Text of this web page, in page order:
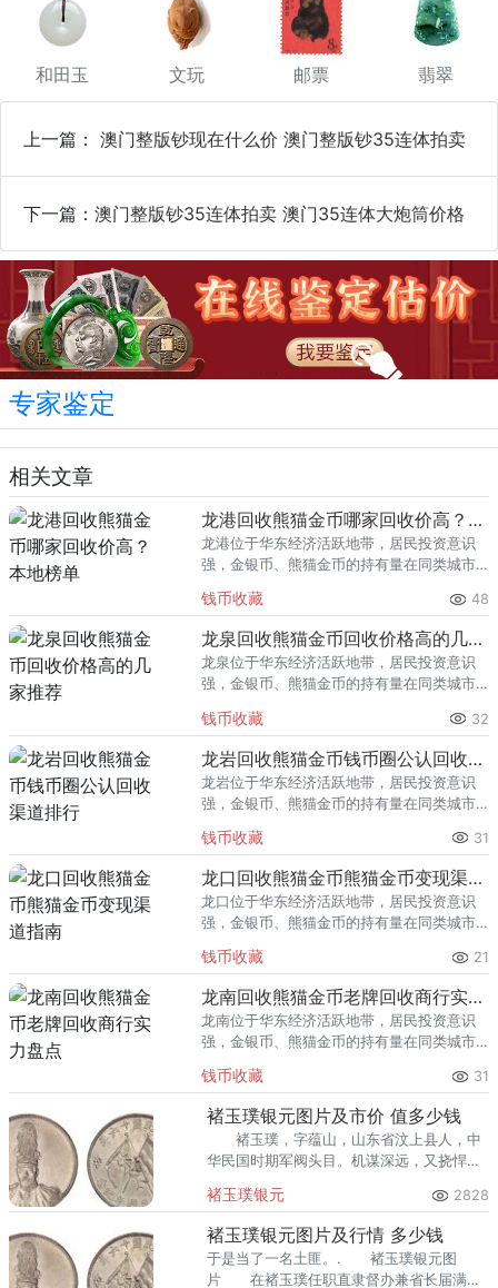
和田玉 文玩 邮票 翡翠
上一篇： 澳门整版钞现在什么价 澳门整版钞35连体拍卖
下一篇： ​澳门整版钞35连体拍卖 澳门35连体大炮筒价格
专家鉴定
相关文章
龙港回收熊猫金币哪家回收价高？本地榜单
龙港位于华东经济活跃地带，居民投资意识
强，金银币、熊猫金币的持有量在同类城市
熊猫金币的需求就明显升温，但鱼龙混杂的
回收渠道里，能精准识别版别溢
钱币收藏 48
龙泉回收熊猫金币回收价格高的几家推荐
龙泉位于华东经济活跃地带，居民投资意识
强，金银币、熊猫金币的持有量在同类城市
熊猫金币的需求就明显升温，但鱼龙混杂的
回收渠道里，能精准识别版别溢
钱币收藏 32
龙岩回收熊猫金币钱币圈公认回收渠道排行
龙岩位于华东经济活跃地带，居民投资意识
强，金银币、熊猫金币的持有量在同类城市
熊猫金币的需求就明显升温，但鱼龙混杂的
回收渠道里，能精准识别版别溢
钱币收藏 31
龙口回收熊猫金币熊猫金币变现渠道指南
龙口位于华东经济活跃地带，居民投资意识
强，金银币、熊猫金币的持有量在同类城市
熊猫金币的需求就明显升温，但鱼龙混杂的
回收渠道里，能精准识别版别溢
钱币收藏 21
龙南回收熊猫金币老牌回收商行实力盘点
龙南位于华东经济活跃地带，居民投资意识
强，金银币、熊猫金币的持有量在同类城市
熊猫金币的需求就明显升温，但鱼龙混杂的
回收渠道里，能精准识别版别溢
钱币收藏 31
褚玉璞银元图片及市价 值多少钱
褚玉璞，字蕴山，山东省汶上县人，中
华民国时期军阀头目。机谋深远，又挠悍善
奉系军阀势力的拓展,功不可没,堪称一员虎
将。
褚玉璞银元 2828
褚玉璞银元图片及行情 多少钱
于是当了一名土匪。. 褚玉璞银元图
片 在褚玉璞任职直隶督办兼省长届满周